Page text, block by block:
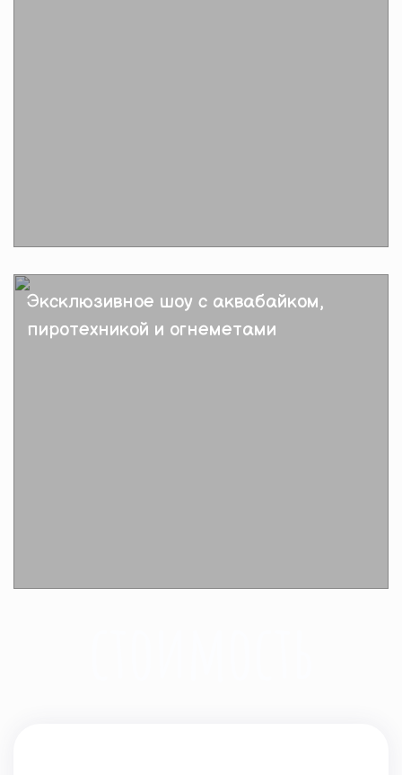
Подробнее
Эксклюзивное шоу с аквабайком,
пиротехникой и огнеметами